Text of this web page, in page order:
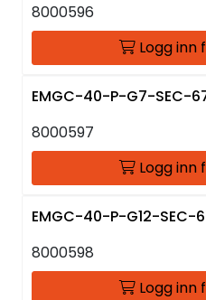
8000596
Logg inn
EMGC-40-P-G7-SEC-
8000597
Logg inn
EMGC-40-P-G12-SEC-
8000598
Logg inn